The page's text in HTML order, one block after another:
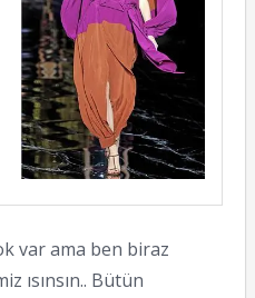
var ama ben biraz
ısınsın.. Bütün